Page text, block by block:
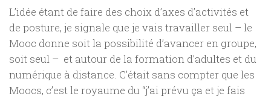
L’idée étant de faire des choix d’axes d’activités et
de posture, je signale que je vais travailler seul – le
Mooc donne soit la possibilité d’avancer en groupe,
soit seul – et autour de la formation d’adultes et du
numérique à distance. C’était sans compter que les
Moocs, c’est le royaume du “j’ai prévu ça et je fais